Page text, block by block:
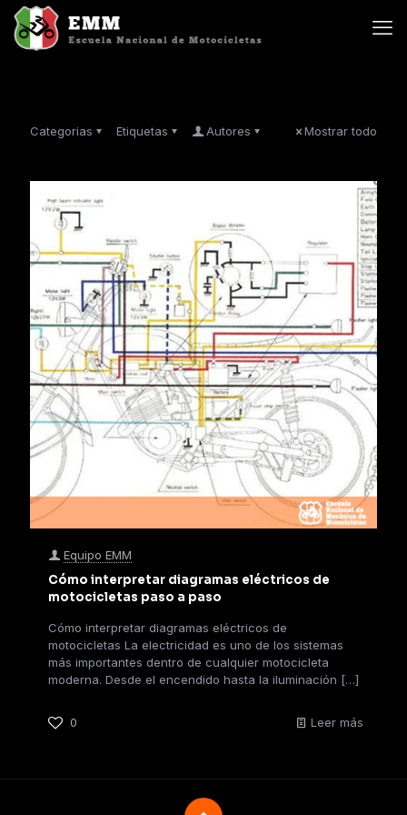
Categorias Etiquetas Autores Mostrar todo
Equipo EMM
Cómo interpretar diagramas eléctricos de
motocicletas paso a paso
Cómo interpretar diagramas eléctricos de
motocicletas La electricidad es uno de los sistemas
más importantes dentro de cualquier motocicleta
moderna. Desde el encendido hasta la iluminación […]
0 Leer más